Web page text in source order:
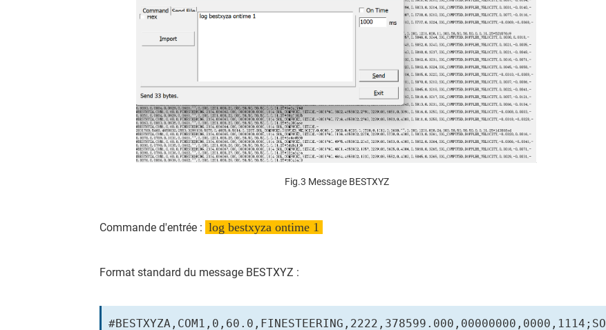
Fig.3 Message BESTXYZ
Commande d'entrée : log bestxyza ontime 1
Format standard du message BESTXYZ :
#BESTXYZA,COM1,0,60.0,FINESTEERING,2222,378599.000,00000000,0000,1114;SO